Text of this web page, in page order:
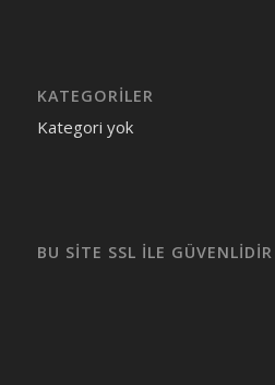
KATEGORILER
Kategori yok
BU SİTE SSL İLE GÜVENLİDİR